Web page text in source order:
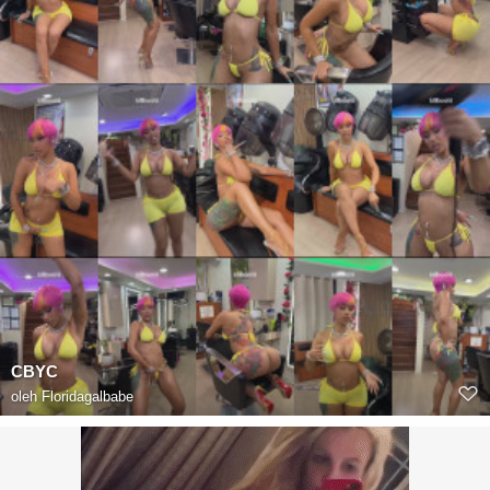
CBYC
oleh Floridagalbabe